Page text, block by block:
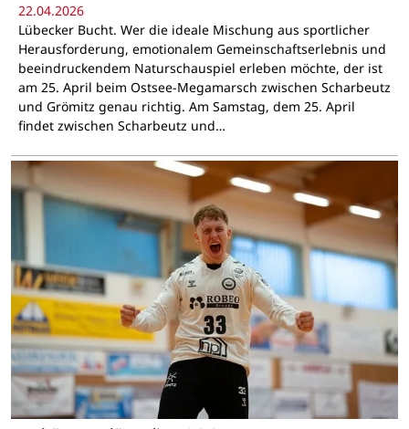
22.04.2026
Lübecker Bucht. Wer die ideale Mischung aus sportlicher
Herausforderung, emotionalem Gemeinschaftserlebnis und
beeindruckendem Naturschauspiel erleben möchte, der ist
am 25. April beim Ostsee-Megamarsch zwischen Scharbeutz
und Grömitz genau richtig. Am Samstag, dem 25. April
findet zwischen Scharbeutz und…